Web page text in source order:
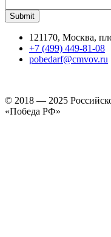
121170, Москва,
+7 (499) 449-81-08
pobedarf@cmvov.ru
© 2018 — 2025
«Победа РФ»